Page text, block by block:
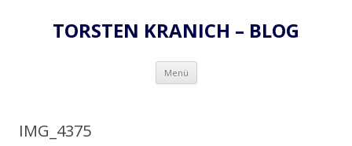
TORSTEN KRANICH – BLOG
Menü Zum
springen
IMG_4375